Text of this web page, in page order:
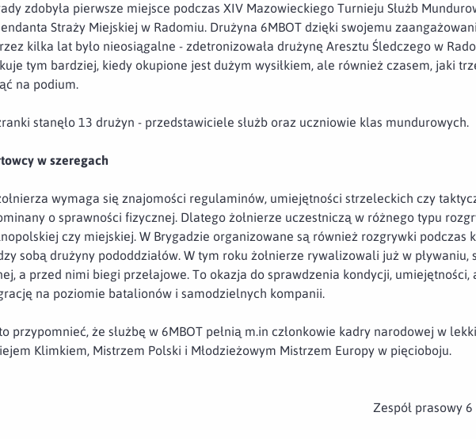
zdobyła pierwsze miejsce podczas XIV Mazowieckiego Turnieju Służb
Straży Miejskiej w Radomiu. Drużyna 6MBOT dzięki swojemu
kilka lat było nieosiągalne - zdetronizowała drużynę Aresztu Śledczego w
tym bardziej, kiedy okupione jest dużym wysiłkiem, ale również czasem, jaki
na podium.
stanęło 13 drużyn - przedstawiciele służb oraz uczniowie klas mundurowych.
w szeregach
wymaga się znajomości regulaminów, umiejętności strzeleckich czy
o sprawności fizycznej. Dlatego żołnierze uczestniczą w różnego typu
czy miejskiej. W Brygadzie organizowane są również rozgrywki podczas
sobą drużyny pododdziałów. W tym roku żołnierze rywalizowali już w pływaniu,
a przed nimi biegi przełajowe. To okazja do sprawdzenia kondycji, umiejętności,
na poziomie batalionów i samodzielnych kompanii.
przypomnieć, że służbę w 6MBOT pełnią m.in członkowie kadry narodowej w
Klimkiem, Mistrzem Polski i Młodzieżowym Mistrzem Europy w pięcioboju.
Zespół prasowy